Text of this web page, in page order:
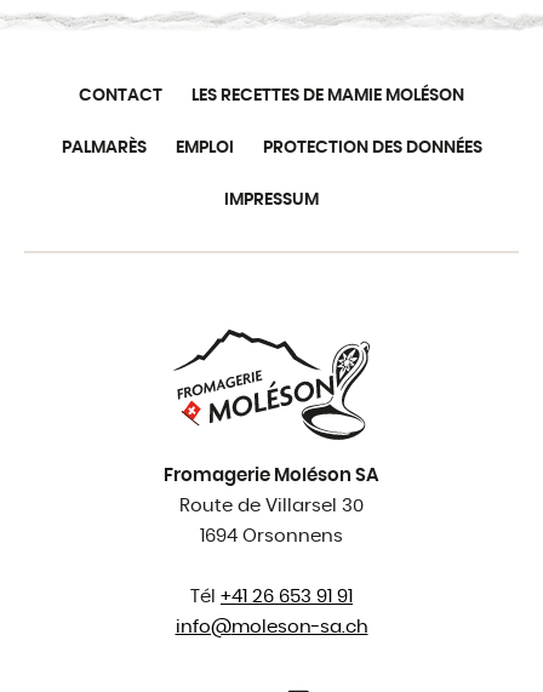
Fromagerie Moléson SA
Route de Villarsel 30
1694 Orsonnens
Tél +41 26 653 91 91
info@moleson-sa.ch
CONTACT LES RECETTES DE MAMIE MOLÉSON
PALMARÈS EMPLOI PROTECTION DES DONNÉES
IMPRESSUM